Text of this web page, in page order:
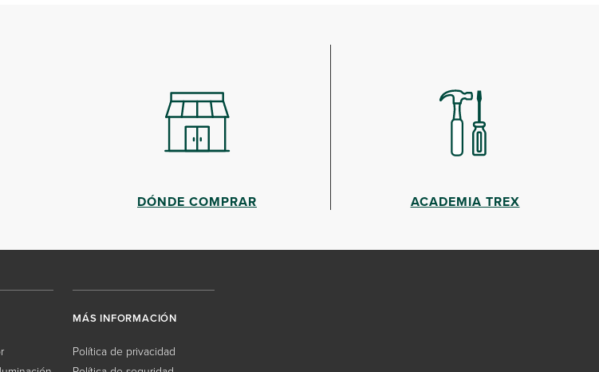
DÓNDE COMPRAR ACADEMIA TREX
MÁS INFORMACIÓN
Política de privacidad